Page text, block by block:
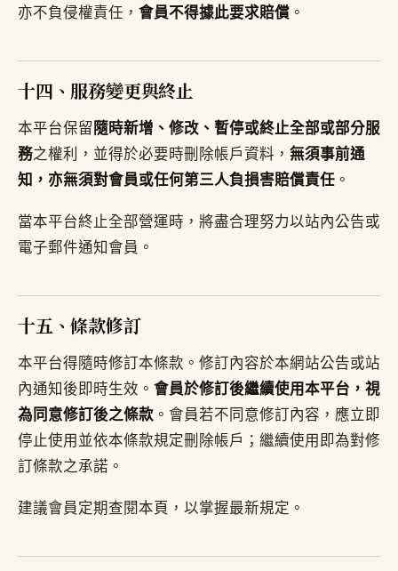
亦不負侵權責任， 會員不得據此要求賠償 。
十四、服務變更與終止
本平台保留隨時新增、修改、暫停或終止全部或部分服
務之權利，並得於必要時刪除帳戶資料， 無須事前通
知，亦無須對會員或任何第三人負損害賠償責任 。
當本平台終止全部營運時，將盡合理努力以站內公告或
電子郵件通知會員。
十五、條款修訂
本平台得隨時修訂本條款。修訂內容於本網站公告或站
內通知後即時生效。 會員於修訂後繼續使用本平台，視
為同意修訂後之條款 。會員若不同意修訂內容，應立即
停止使用並依本條款規定刪除帳戶；繼續使用即為對修
訂條款之承諾。
建議會員定期查閱本頁，以掌握最新規定。